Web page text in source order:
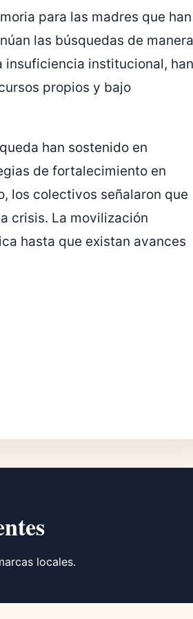
para las madres que han
las búsquedas de manera
insuficiencia institucional, han
propios y bajo
han sostenido en
de fortalecimiento en
los colectivos señalaron que
crisis. La movilización
hasta que existan avances
locales.